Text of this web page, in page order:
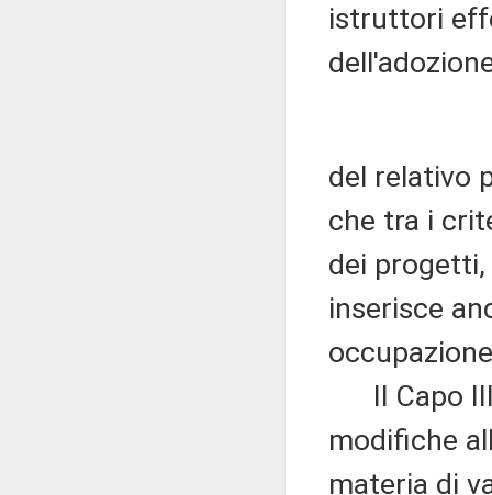
istruttori
del relativo
che tra i
dei
inserisce
Il Capo
modifiche
materia di